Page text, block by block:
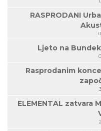
RASPRODANI
Ljeto na
Rasprodanim
ELEMENTAL zatvara